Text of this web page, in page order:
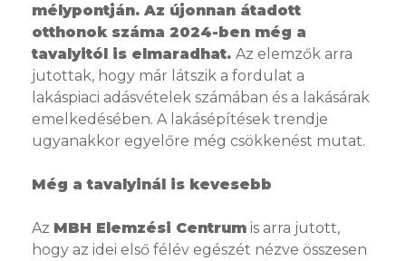
mélypontján. Az újonnan átadott
otthonok száma 2024-ben még a
tavalyitól is elmaradhat. Az elemzők arra
jutottak, hogy már látszik a fordulat a
lakáspiaci adásvételek számában és a lakásárak
emelkedésében. A lakásépítések trendje
ugyanakkor egyelőre még csökkenést mutat.
Még a tavalyinál is kevesebb
Az MBH Elemzési Centrum is arra jutott,
hogy az idei első félév egészét nézve összesen